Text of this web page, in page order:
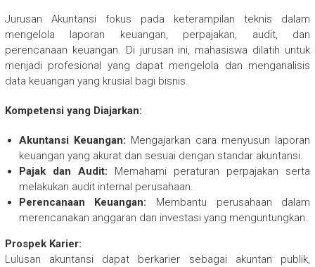
Jurusan Akuntansi fokus pada keterampilan teknis dalam
mengelola laporan keuangan, perpajakan, audit, dan
perencanaan keuangan. Di jurusan ini, mahasiswa dilatih untuk
menjadi profesional yang dapat mengelola dan menganalisis
data keuangan yang krusial bagi bisnis.
Kompetensi yang Diajarkan:
Akuntansi Keuangan: Mengajarkan cara menyusun laporan
keuangan yang akurat dan sesuai dengan standar akuntansi.
Pajak dan Audit: Memahami peraturan perpajakan serta
melakukan audit internal perusahaan.
Perencanaan Keuangan: Membantu perusahaan dalam
merencanakan anggaran dan investasi yang menguntungkan.
Prospek Karier:
Lulusan akuntansi dapat berkarier sebagai akuntan publik,